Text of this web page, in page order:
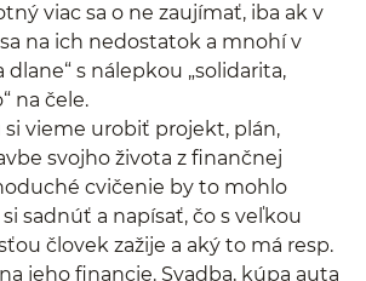
viac sa o ne zaujímať, iba ak v
na ich nedostatok a mnohí v
dlane“ s nálepkou „solidarita,
na čele.
si vieme urobiť projekt, plán,
svojho života z finančnej
cvičenie by to mohlo
sadnúť a napísať, čo s veľkou
človek zažije a aký to má resp.
jeho financie. Svadba, kúpa auta